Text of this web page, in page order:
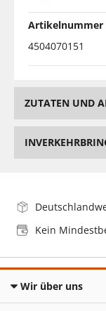
Artikelnummer
4504070151
ZUTATEN UND
Kein
Wir über uns